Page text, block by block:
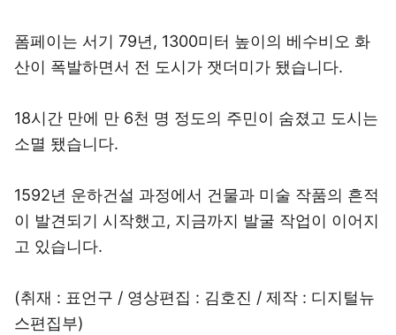
폼페이는 서기 79년, 1300미터 높이의 베수비오 화
산이 폭발하면서 전 도시가 잿더미가 됐습니다.
18시간 만에 만 6천 명 정도의 주민이 숨졌고 도시는
소멸 됐습니다.
1592년 운하건설 과정에서 건물과 미술 작품의 흔적
이 발견되기 시작했고, 지금까지 발굴 작업이 이어지
고 있습니다.
(취재 : 표언구 / 영상편집 : 김호진 / 제작 : 디지털뉴
스편집부)